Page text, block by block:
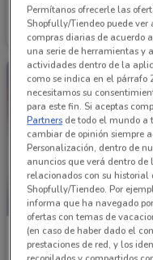
Chedraui
Caduca el 16/08
Chedraui
Permítanos ofrecerle las
Shopfully/Tiendeo puede
compras diarias de acuerdo
una serie de herramientas y
actividades dentro de la
como se indica en el
necesitamos su
para este fin. Si aceptas
Partners de todo el mundo a
cambiar de opinión siempre
Personalización, dentro de
anuncios que verá dentro
relacionados con su
Shopfully/Tiendeo. Por
informa que ha navegado
ofertas con temas de
(en caso de haber dado el
prestaciones de red, y los